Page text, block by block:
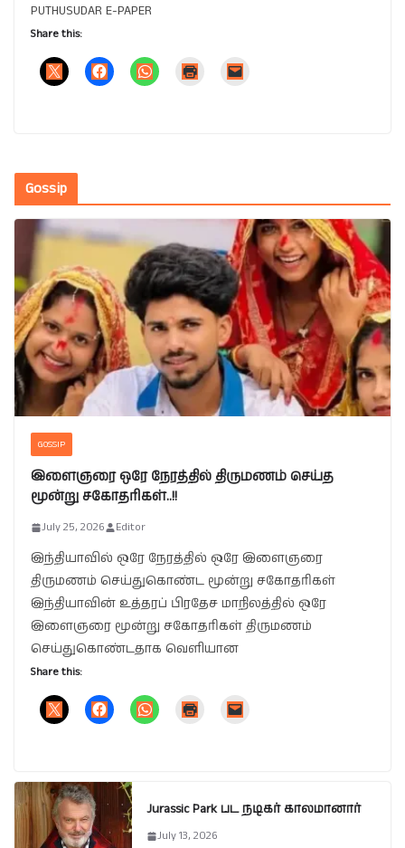
PUTHUSUDAR E-PAPER
Share this:
Gossip
GOSSIP
இளைஞரை ஒரே நேரத்தில் திருமணம் செய்த
மூன்று சகோதரிகள்..!!
July 25, 2026 Editor
இந்தியாவில் ஒரே நேரத்தில் ஒரே இளைஞரை
திருமணம் செய்துகொண்ட மூன்று சகோதரிகள்
இந்தியாவின் உத்தரப் பிரதேச மாநிலத்தில் ஒரே
இளைஞரை மூன்று சகோதரிகள் திருமணம்
செய்துகொண்டதாக வெளியான
Share this:
Jurassic Park பட நடிகர் காலமானார்
July 13, 2026